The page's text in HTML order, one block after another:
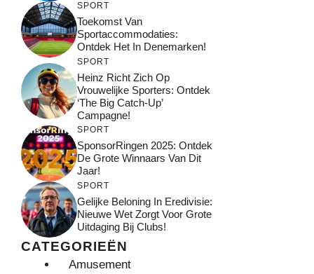
SPORT
Toekomst Van
Sportaccommodaties:
Ontdek Het In Denemarken!
SPORT
Heinz Richt Zich Op
Vrouwelijke Sporters: Ontdek
‘The Big Catch-Up’
Campagne!
SPORT
SponsorRingen 2025: Ontdek
De Grote Winnaars Van Dit
Jaar!
SPORT
Gelijke Beloning In Eredivisie:
Nieuwe Wet Zorgt Voor Grote
Uitdaging Bij Clubs!
CATEGORIEËN
Amusement